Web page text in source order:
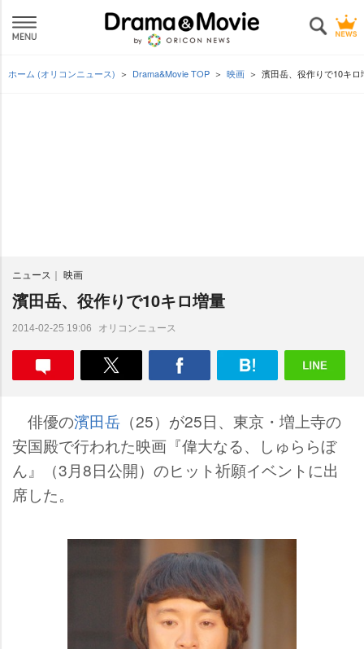
ホーム (オリコンニュース) Drama&Movie TOP 映画 濱田岳、役作りで10キロ
ニュース 映画
濱田岳、役作りで10キロ増量
2014-02-25 19:06 オリコンニュース
俳優の濱田岳 （25）が25日、東京・増上寺の
安国殿で行われた映画『偉大なる、しゅららぼ
ん』（3月8日公開）のヒット祈願イベントに出
席した。